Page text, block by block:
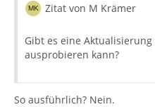
Zitat von M Krämer
Gibt es eine
ausprobieren kann?
So ausführlich? Nein.